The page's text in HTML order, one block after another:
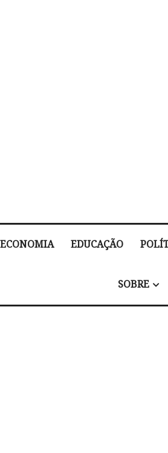
ECONOMIA EDUCAÇÃO
SOBRE